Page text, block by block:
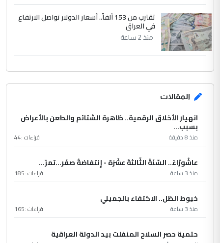
تقترب من 153 ألفاً.. أسعار الدولار تواصل الارتفاع
في العراق
منذ 2 ساعة
المقالات
انهيار الأخلاق الرقمية.. ظاهرة الشتائم والطعن بالأعراض
بسبب...
منذ 8 دقيقة قراءات :44
عاشُورْاءُ.. السّنَةُ الثّالثةَ عشَرَة - إِنتفاضةُ صفَر…تمرّ...
منذ 3 ساعة قراءات :185
خيوط الظل.. الاكتفاء بالجميلي
منذ 3 ساعة قراءات :165
حتمية حصر السلاح المنفلت بيد الدولة العراقية